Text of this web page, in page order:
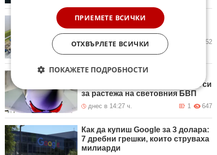
Исторически максимум на
германския експорт
днес в 14:51 ч. 1 252
Германската индустриална
асоциация понижи прогнозата си
за растежа на световния БВП
днес в 14:27 ч. 647
1
Как да купиш Google за 3 долара:
7 дребни грешки, които струваха
милиарди
ПРИЕМЕТЕ ВСИЧКИ
ОТХВЪРЛЕТЕ ВСИЧКИ
ПОКАЖЕТЕ ПОДРОБНОСТИ